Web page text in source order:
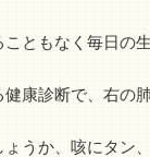
ともなく毎日の
康診断で、右の
うか、咳にタン